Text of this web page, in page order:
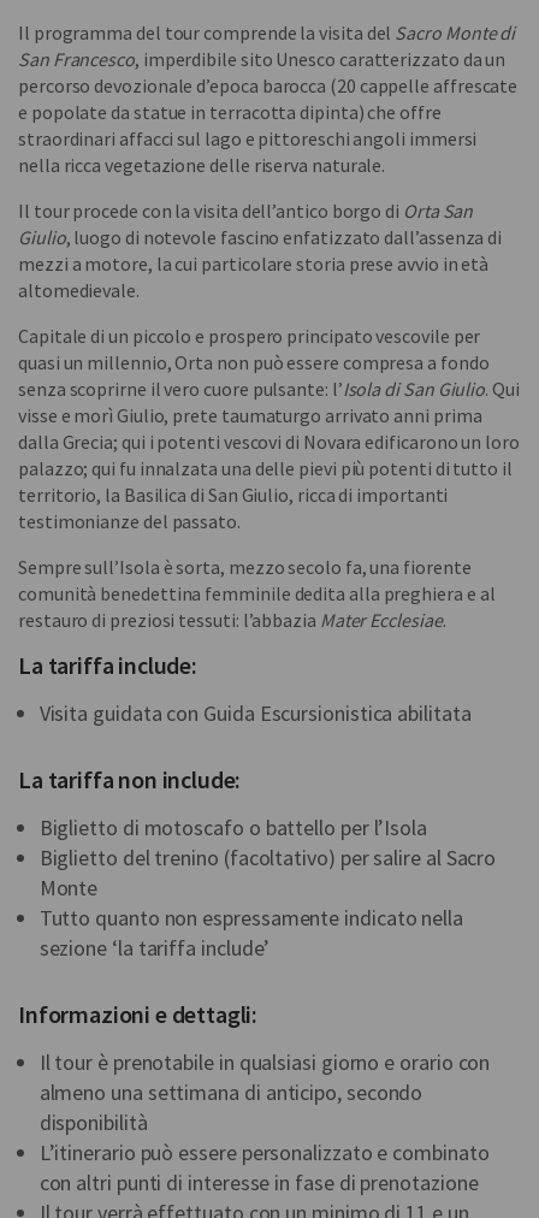
Il programma del tour comprende la visita del Sacro Monte di
San Francesco, imperdibile sito Unesco caratterizzato da un
percorso devozionale d’epoca barocca (20 cappelle affrescate
e popolate da statue in terracotta dipinta) che offre
straordinari affacci sul lago e pittoreschi angoli immersi
nella ricca vegetazione delle riserva naturale.
Il tour procede con la visita dell’antico borgo di Orta San
Giulio, luogo di notevole fascino enfatizzato dall’assenza di
mezzi a motore, la cui particolare storia prese avvio in età
altomedievale.
Capitale di un piccolo e prospero principato vescovile per
quasi un millennio, Orta non può essere compresa a fondo
senza scoprirne il vero cuore pulsante: l’Isola di San Giulio. Qui
visse e morì Giulio, prete taumaturgo arrivato anni prima
dalla Grecia; qui i potenti vescovi di Novara edificarono un loro
palazzo; qui fu innalzata una delle pievi più potenti di tutto il
territorio, la Basilica di San Giulio, ricca di importanti
testimonianze del passato.
Sempre sull’Isola è sorta, mezzo secolo fa, una fiorente
comunità benedettina femminile dedita alla preghiera e al
restauro di preziosi tessuti: l’abbazia Mater Ecclesiae.
La tariffa include:
Visita guidata con Guida Escursionistica abilitata
La tariffa non include:
Biglietto di motoscafo o battello per l’Isola
Biglietto del trenino (facoltativo) per salire al Sacro
Monte
Tutto quanto non espressamente indicato nella
sezione ‘la tariffa include’
Informazioni e dettagli:
Il tour è prenotabile in qualsiasi giorno e orario con
almeno una settimana di anticipo, secondo
disponibilità
L’itinerario può essere personalizzato e combinato
con altri punti di interesse in fase di prenotazione